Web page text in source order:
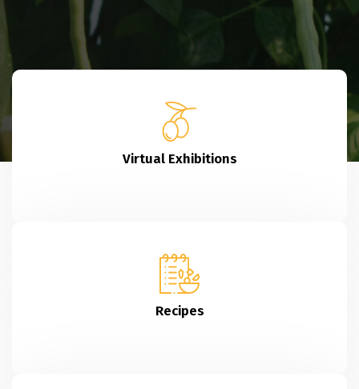
Virtual Exhibitions
Recipes